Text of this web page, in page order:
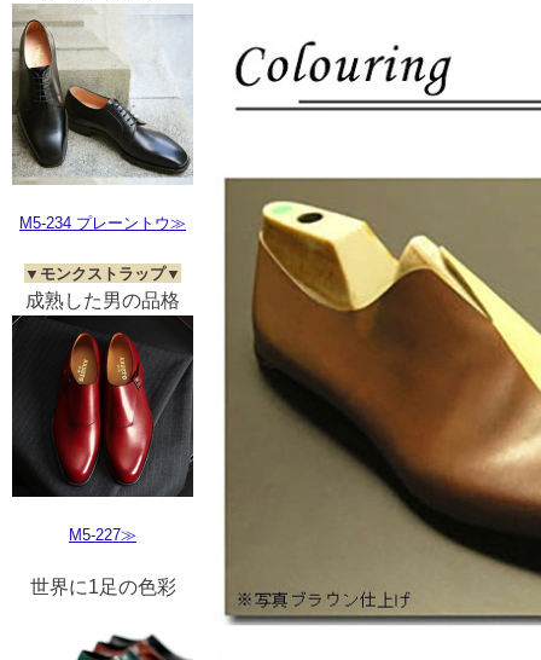
M5-234 プレーントウ≫
▼モンクストラップ▼
成熟した男の品格
M5-227≫
世界に1足の色彩